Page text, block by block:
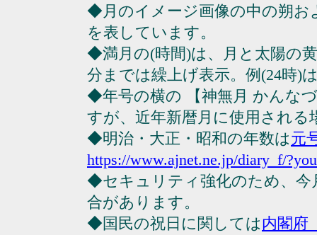
◆月のイメージ画像の中の朔
を表しています。
◆満月の(時間)は、月と太陽の
分までは繰上げ表示。例(24時)
◆年号の横の 【神無月 かんな
すが、近年新暦月に使用される
◆明治・大正・昭和の年数は元
https://www.ajnet.ne.jp/diary_f/
◆セキュリティ強化のため、今
合があります。
◆国民の祝日に関しては内閣府